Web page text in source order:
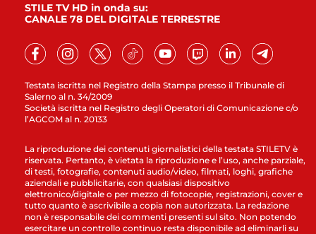
Testata iscritta nel Registro della Stampa presso il Tribunale di
Salerno al n. 34/2009
Società iscritta nel Registro degli Operatori di Comunicazione c/o
l’AGCOM al n. 20133
STILE TV HD in onda su:
CANALE 78 DEL DIGITALE TERRESTRE
La riproduzione dei contenuti giornalistici della testata STILETV è
riservata. Pertanto, è vietata la riproduzione e l’uso, anche parziale,
di testi, fotografie, contenuti audio/video, filmati, loghi, grafiche
aziendali e pubblicitarie, con qualsiasi dispositivo
elettronico/digitale o per mezzo di fotocopie, registrazioni, cover e
tutto quanto è ascrivibile a copia non autorizzata. La redazione
non è responsabile dei commenti presenti sul sito. Non potendo
esercitare un controllo continuo resta disponibile ad eliminarli su